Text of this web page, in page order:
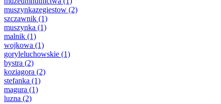
muszynkazegiestow (2)
szczawnik (1)
muszynka (1)
malnik (1)
wojkowa (1)
goryleluchowskie (1)
bystra (2)
koziagora (2)
stefanka (1)
magura (1)
luzna (2)